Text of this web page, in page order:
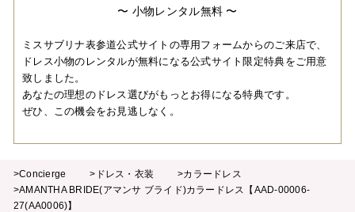
〜 小物レンタル無料 〜
ミスサブリナ表参道公式サイトの専用フォームからのご来店で、
ドレス小物のレンタルが無料になる公式サイト限定特典をご用意
致しました。
あなたの理想のドレス選びがもっとお得になる特典です。
ぜひ、この機会をお見逃しなく。
>Concierge >ドレス・衣装
>カラードレス
>AMANTHA BRIDE(アマンサ ブライド)カラードレス【AAD-00006-
27(AA0006)】